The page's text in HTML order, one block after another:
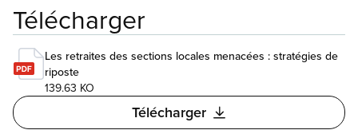
Télécharger
Les retraites des sections locales menacées : stratégies de
riposte
139.63 KO
Télécharger